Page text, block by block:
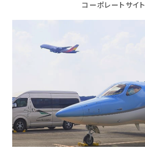
コーポレートサイト